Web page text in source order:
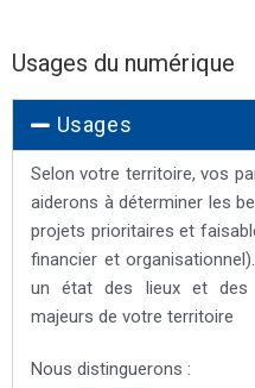
Usages du numérique
Usages
Selon votre territoire, vos
aiderons à déterminer les
projets prioritaires et
financier et
un état des lieux et des
majeurs de votre territoire
Nous distinguerons :